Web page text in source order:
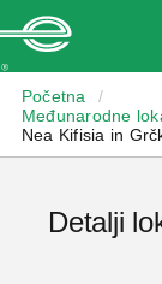
Početna
/
Međunarodne
Nea Kifisia in
Detalji